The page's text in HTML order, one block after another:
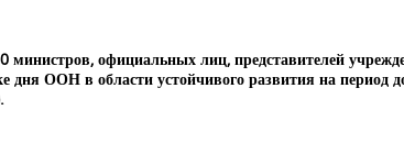
официальных лиц, представителей
дня ООН в области устойчивого развития на период